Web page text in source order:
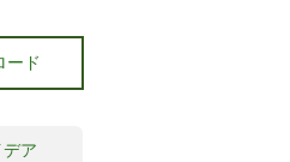
ード
ア